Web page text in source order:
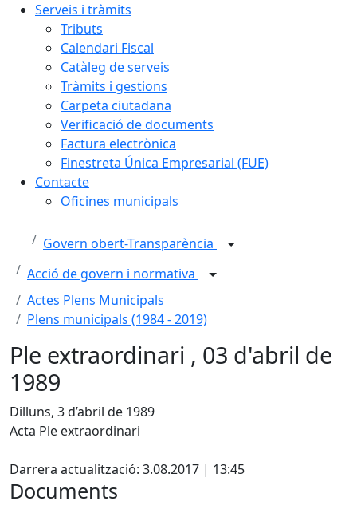
Serveis i tràmits
Tributs
Calendari Fiscal
Catàleg de serveis
Tràmits i gestions
Carpeta ciutadana
Verificació de documents
Factura electrònica
Finestreta Única Empresarial (FUE)
Contacte
Oficines municipals
Govern obert-Transparència
Acció de govern i normativa
Actes Plens Municipals
Plens municipals (1984 - 2019)
Ple extraordinari , 03 d'abril de
1989
Dilluns, 3 d’abril de 1989
Acta Ple extraordinari
Darrera actualització: 3.08.2017 | 13:45
Documents